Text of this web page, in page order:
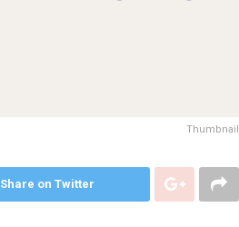
Thumbnail
Share on Twitter